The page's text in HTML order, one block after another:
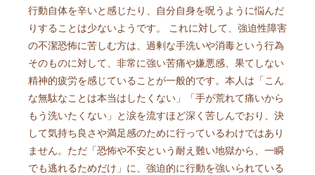
行動自体を辛いと感じたり、自分自身を呪うように悩んだ
りすることは少ないようです。 これに対して、強迫性障害
の不潔恐怖に苦しむ方は、過剰な手洗いや消毒という行為
そのものに対して、非常に強い苦痛や嫌悪感、果てしない
精神的疲労を感じていることが一般的です。本人は「こん
な無駄なことは本当はしたくない」「手が荒れて痛いから
もう洗いたくない」と涙を流すほど深く苦しんでおり、決
して気持ち良さや満足感のために行っているわけではあり
ません。ただ「恐怖や不安という耐え難い地獄から、一瞬
でも逃れるためだけ」に、強迫的に行動を強いられている